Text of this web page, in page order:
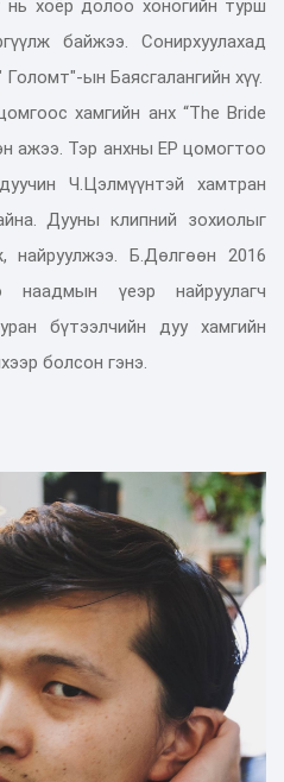
нь хоёр долоо хоногийн турш
байжээ. Сонирхуулахад
ын Баясгалангийн хүү.
хамгийн анх “The Bride
ажээ. Тэр анхны EP цомогтоо
Ч.Цэлмүүнтэй хамтран
Дууны клипний зохиолыг
найруулжээ. Б.Дөлгөөн 2016
наадмын үеэр найруулагч
бүтээлчийн дуу хамгийн
болсон гэнэ.